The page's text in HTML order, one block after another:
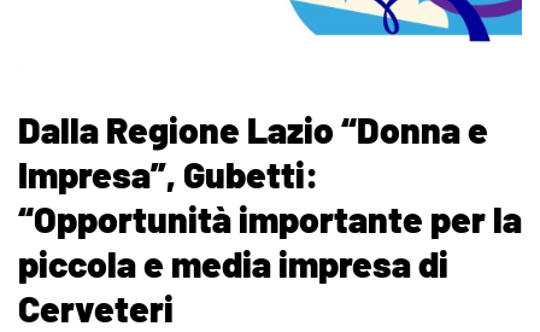
Dalla Regione Lazio “Donna e
Impresa”, Gubetti:
“Opportunità importante per la
piccola e media impresa di
Cerveteri